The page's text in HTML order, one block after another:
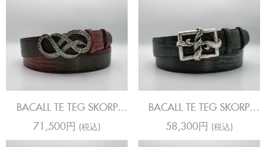
BACALL TE TEG SKORP
CRINSON
71,500円 (税込)
BACALL TE TEG SKORP
FORSET
58,300円 (税込)